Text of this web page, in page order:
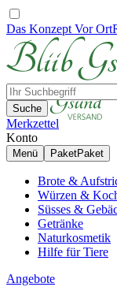
Das Konzept Vor Ort
Suche
Merkzettel
Konto
Menü PaketPaket
Brote &
Würzen &
Süsses &
Getränke
Naturkosmetik
Hilfe für Tiere
Angebote